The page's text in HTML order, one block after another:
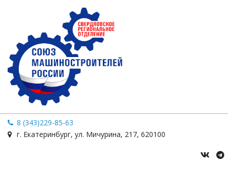
8 (343)229-85-63
г. Екатеринбург, ул. Мичурина, 217, 620100